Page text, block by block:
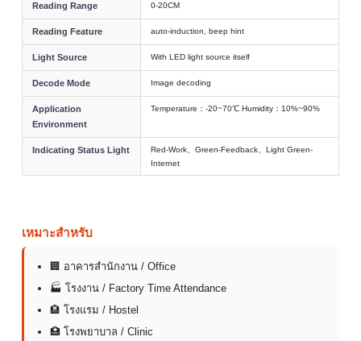
Reading Range 0-20CM
Reading Feature auto-induction, beep hint
Light Source With LED light source itself
Decode Mode Image decoding
Application
Environment
Temperature：-20~70℃ Humidity：10%~90%
Indicating Status Light
Red-Work、Green-Feedback、Light Green-
Internet
เหมาะสำหรับ
🏢 อาคารสำนักงาน / Office
🏭 โรงงาน / Factory Time Attendance
🏨 โรงแรม / Hostel
🏥 โรงพยาบาล / Clinic